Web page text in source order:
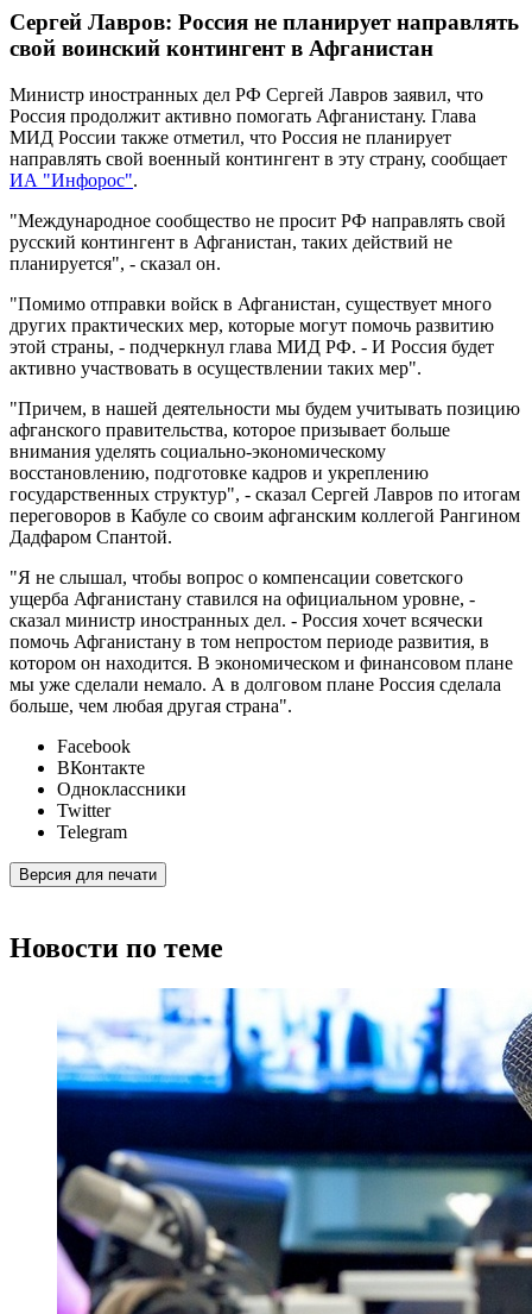
Сергей Лавров: Россия не планирует направлять
свой воинский контингент в Афганистан
Министр иностранных дел РФ Сергей Лавров заявил, что
Россия продолжит активно помогать Афганистану. Глава
МИД России также отметил, что Россия не планирует
направлять свой военный контингент в эту страну, сообщает
ИА "Инфорос".
"Международное сообщество не просит РФ направлять свой
русский контингент в Афганистан, таких действий не
планируется", - сказал он.
"Помимо отправки войск в Афганистан, существует много
других практических мер, которые могут помочь развитию
этой страны, - подчеркнул глава МИД РФ. - И Россия будет
активно участвовать в осуществлении таких мер".
"Причем, в нашей деятельности мы будем учитывать позицию
афганского правительства, которое призывает больше
внимания уделять социально-экономическому
восстановлению, подготовке кадров и укреплению
государственных структур", - сказал Сергей Лавров по итогам
переговоров в Кабуле со своим афганским коллегой Рангином
Дадфаром Спантой.
"Я не слышал, чтобы вопрос о компенсации советского
ущерба Афганистану ставился на официальном уровне, -
сказал министр иностранных дел. - Россия хочет всячески
помочь Афганистану в том непростом периоде развития, в
котором он находится. В экономическом и финансовом плане
мы уже сделали немало. А в долговом плане Россия сделала
больше, чем любая другая страна".
Facebook
ВКонтакте
Одноклассники
Twitter
Telegram
Версия для печати
Новости по теме